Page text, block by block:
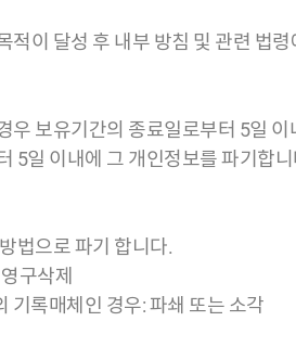
이 달성 후 내부 방침 및 관련 법
보유기간의 종료일로부터 5일
5일 이내에 그 개인정보를 파기합
법으로 파기 합니다.
구삭제
기록매체인 경우: 파쇄 또는 소각